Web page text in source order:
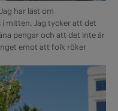
har läst om
mitten. Jag tycker att det
pengar och att det inte är
emot att folk röker